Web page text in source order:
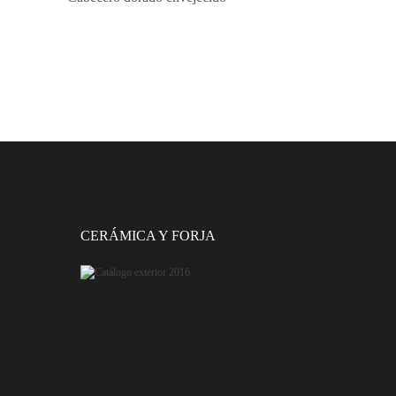
CERÁMICA Y FORJA